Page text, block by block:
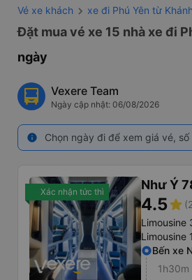
Vé xe khách xe đi Phú Yên từ
Đặt mua vé xe 15 nhà xe đi
ngày
Vexere Team
Ngày cập nhật: 06/08/2026
info Chọn ngày đi để xem giá vé,
Xác nhận tức thì Như Ý
4.5star
Limousine
Limousine
Bến xe
1h30m